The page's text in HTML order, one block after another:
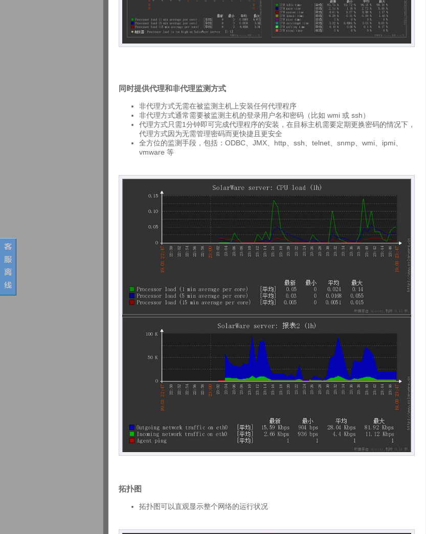
同时提供代理和非代理监测方式
非代理方式无需在被监测主机上安装任何代理程序
非代理方式通常需要被监测主机的登录用户名和密码（比如 wmi 或 ssh）
代理方式只需1分钟即可完成代理程序的安装，在目标主机需要定期更换密码的情况下，
代理方式因为无需管理密码而更快捷且更安全
全方位的监测手段，包括：ODBC、JMX、http、ssh、telnet、snmp、wmi、ipmi、
vmware 等
拓扑图
拓扑图可以直观显示整个网络的运行状况